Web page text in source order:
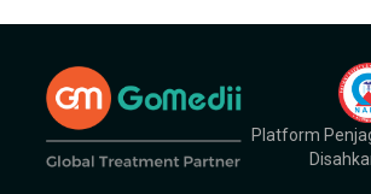
Platform